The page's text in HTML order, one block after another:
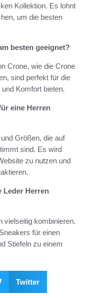
Kollektion. Es lohnt
um die besten
besten geeignet?
Crone, wie die Crone
sind perfekt für die
Komfort bieten.
eine Herren
Größen, die auf
sind. Es wird
zu nutzen und
Leder Herren
vielseitig kombinieren.
für einen
Stiefeln zu einem
Twitter